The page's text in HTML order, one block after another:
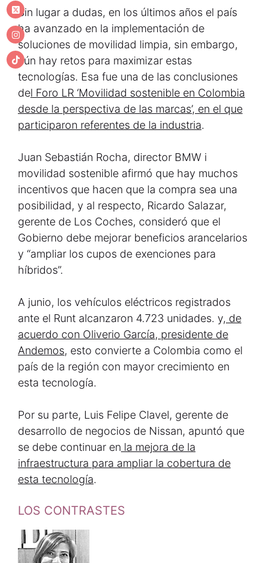
Sin lugar a dudas, en los últimos años el país
ha avanzado en la implementación de
soluciones de movilidad limpia, sin embargo,
aún hay retos para maximizar estas
tecnologías. Esa fue una de las conclusiones
del Foro LR ‘Movilidad sostenible en Colombia
desde la perspectiva de las marcas’, en el que
participaron referentes de la industria.
Juan Sebastián Rocha, director BMW i
movilidad sostenible afirmó que hay muchos
incentivos que hacen que la compra sea una
posibilidad, y al respecto, Ricardo Salazar,
gerente de Los Coches, consideró que el
Gobierno debe mejorar beneficios arancelarios
y “ampliar los cupos de exenciones para
híbridos”.
A junio, los vehículos eléctricos registrados
ante el Runt alcanzaron 4.723 unidades. y, de
acuerdo con Oliverio García, presidente de
Andemos, esto convierte a Colombia como el
país de la región con mayor crecimiento en
esta tecnología.
Por su parte, Luis Felipe Clavel, gerente de
desarrollo de negocios de Nissan, apuntó que
se debe continuar en la mejora de la
infraestructura para ampliar la cobertura de
esta tecnología.
LOS CONTRASTES